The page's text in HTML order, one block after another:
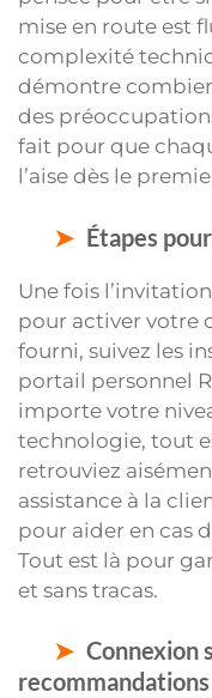
mise en route est
complexité
démontre
des
fait pour que
l’aise dès le
Étapes
Une fois
pour activer votre
fourni, suivez les
portail personnel
importe votre
technologie, tout
retrouviez
assistance à la
pour aider en cas
Tout est là pour
et sans tracas.
Connexion
recommandations